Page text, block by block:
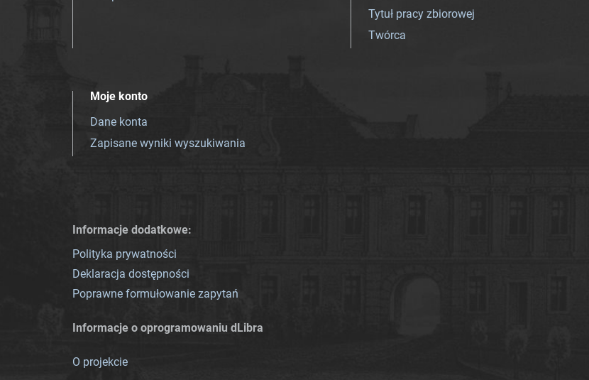
Tytuł pracy zbiorowej
Twórca
Moje konto
Dane konta
Zapisane wyniki wyszukiwania
Informacje dodatkowe:
Polityka prywatności
Deklaracja dostępności
Poprawne formułowanie zapytań
Informacje o oprogramowaniu dLibra
O projekcie